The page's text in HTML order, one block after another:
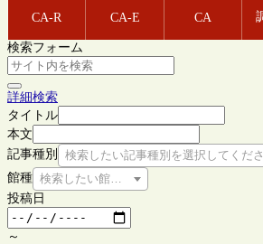
CA-R CA-E CA
検索フォーム
詳細検索
タイトル
本文
記事種別
検索したい記事種別を選択してくだ
館種 検索したい館種を選択してください
投稿日
～